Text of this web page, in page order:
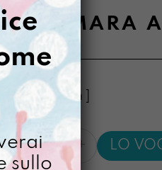
11,5 x 3,5 cm ]
ApritiCielo
LO
sullo